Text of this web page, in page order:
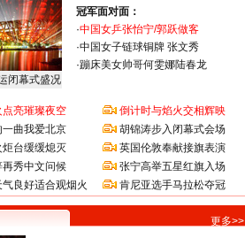
闭幕式盛况
冠军面对面：
·中国女乒张怡宁/郭跃做客
·中国女子链球铜牌 张文秀
·蹦床美女帅哥何雯娜陆春龙
点亮璀璨夜空
一曲我爱北京
炬台缓缓熄灭
再秀中文问候
良好适合观烟火
倒计时与焰火交相辉映
胡锦涛步入闭幕式会场
英国伦敦奉献接旗表演
张宁高举五星红旗入场
肯尼亚选手马拉松夺冠
更多>>